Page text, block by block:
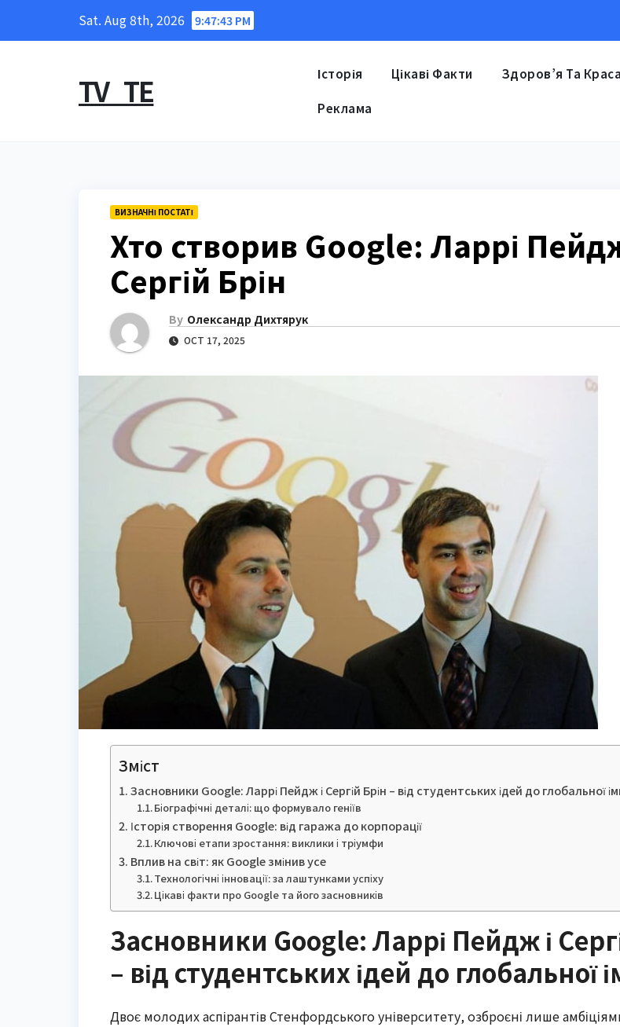
Sat. Aug 8th, 2026 9:47:44 PM
TV_TE Історія Цікаві Факти Здоров’я Та Краса
Реклама
ВИЗНАЧНІ ПОСТАТІ
Хто створив Google: Ларрі
Сергій Брін
By Олександр Дихтярук
OCT 17, 2025
Зміст
Засновники Google: Ларрі Пейдж і Сергій Брін – від студентських ідей до глобальної
Біографічні деталі: що формувало геніїв
Історія створення Google: від гаража до корпорації
Ключові етапи зростання: виклики і тріумфи
Вплив на світ: як Google змінив усе
Технологічні інновації: за лаштунками успіху
Цікаві факти про Google та його засновників
Засновники Google: Ларрі Пейдж і
– від студентських ідей до глобальної
Двоє молодих аспірантів Стенфордського університету, озброєні лише